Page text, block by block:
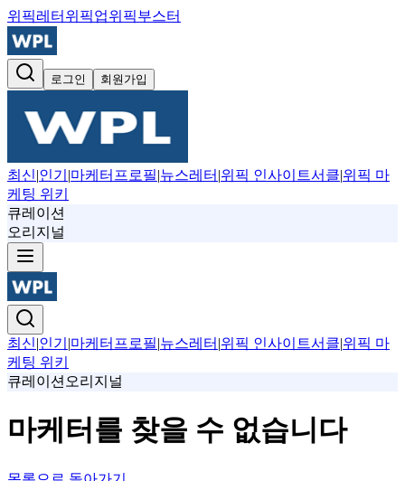
위픽레터 위픽업위픽부스터
로그인 회원가입
최신|인기 |마케터프로필|뉴스레터 |위픽 인사이트서클|위픽 마
케팅 위키
큐레이션
오리지널
최신|인기 |마케터프로필|뉴스레터 |위픽 인사이트서클|위픽 마
케팅 위키
큐레이션 오리지널
마케터를 찾을 수 없습니다